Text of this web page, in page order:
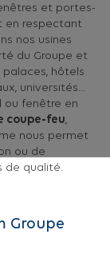
et portes-
en respectant
nos usines
du Groupe et
hôtels
universités…
ou fenêtre en
coupe-feu,
nous permet
ou de
de qualité.
Groupe